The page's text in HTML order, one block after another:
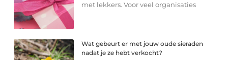
met lekkers. Voor veel organisaties
Wat gebeurt er met jouw oude sieraden
nadat je ze hebt verkocht?